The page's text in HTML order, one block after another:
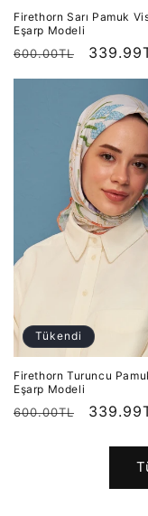
Firethorn Sarı Pamuk
Eşarp Modeli
Normal
fiyat
600.00TL
fiyat
Tükendi
Firethorn Turuncu
Eşarp Modeli
Normal
600.00TL